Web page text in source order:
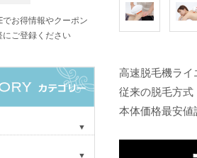
高速脱毛機ライ
従来の脱毛方式
本体価格最安値
でお得情報やクーポン
ご登録ください